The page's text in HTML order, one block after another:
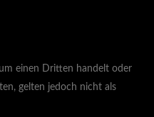
einen Dritten handelt oder
gelten jedoch nicht als